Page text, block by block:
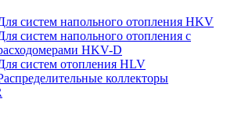
систем напольного отопления HKV
систем напольного отопления с
HKV-D
систем отопления HLV
коллекторы